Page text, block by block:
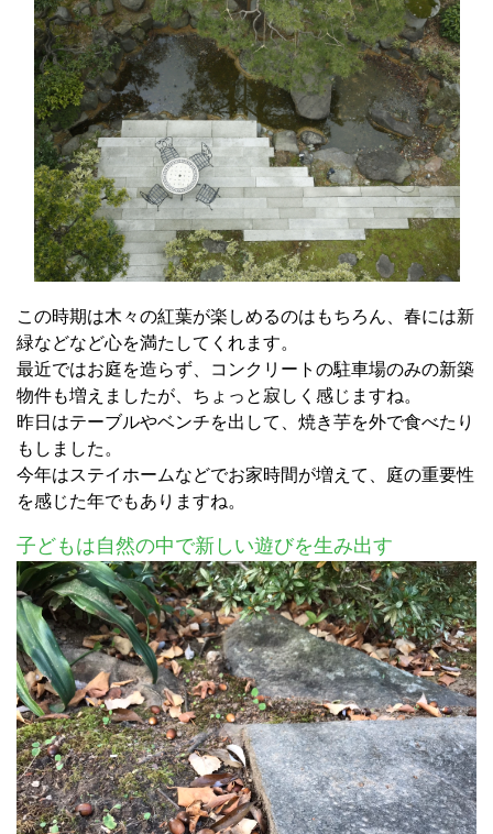
この時期は木々の紅葉が楽しめるのはもちろん、春には新
緑などなど心を満たしてくれます。
最近ではお庭を造らず、コンクリートの駐車場のみの新築
物件も増えましたが、ちょっと寂しく感じますね。
昨日はテーブルやベンチを出して、焼き芋を外で食べたり
もしました。
今年はステイホームなどでお家時間が増えて、庭の重要性
を感じた年でもありますね。
子どもは自然の中で新しい遊びを生み出す